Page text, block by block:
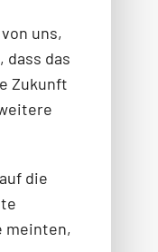
uns,
dass das
Zukunft
die
meinten,